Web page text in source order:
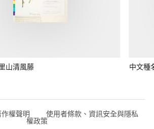
山清風藤 中文種
權聲明 使用者條款、資訊安全與隱私
權政策